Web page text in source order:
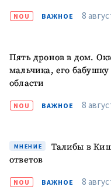
NOU ВАЖНОЕ 8
Пять дронов в дом.
мальчика, его
области
NOU ВАЖНОЕ 8
МНЕНИЕ
Талибы в
ответов
NOU ВАЖНОЕ 8